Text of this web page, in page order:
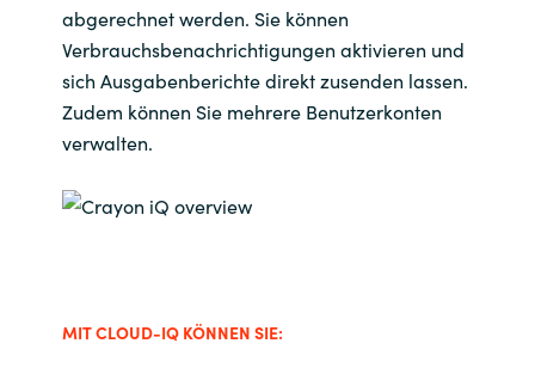
Lithuania
Malaysia
Oman
abgerechnet werden. Sie können
Verbrauchsbenachrichtigungen aktivieren und
sich Ausgabenberichte direkt zusenden lassen.
Zudem können Sie mehrere Benutzerkonten
verwalten.
MIT CLOUD-IQ KÖNNEN SIE: